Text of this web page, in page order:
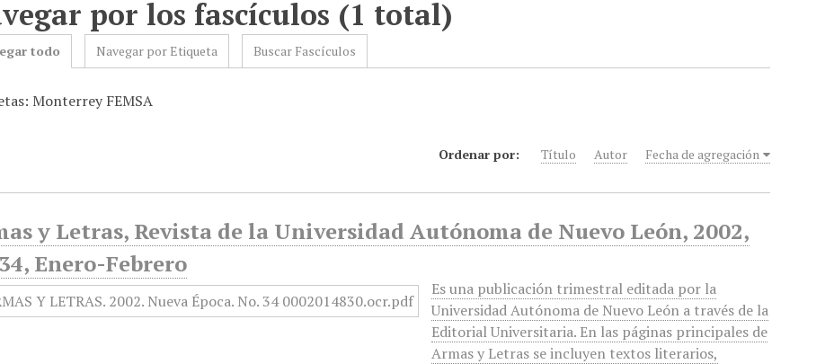
por los fascículos (1 total)
todo Navegar por Etiqueta Buscar Fascículos
Monterrey FEMSA
Ordenar por: Título Autor Fecha de agregación
y Letras, Revista de la Universidad Autónoma de Nuevo León, 2002,
Enero-Febrero
Es una publicación trimestral editada por la
Universidad Autónoma de Nuevo León a través de la
Editorial Universitaria. En las páginas principales de
Armas y Letras se incluyen textos literarios,